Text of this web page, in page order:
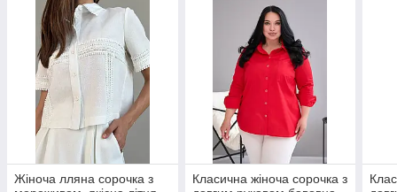
Жіноча лляна сорочка з
Класична жіноча сорочка з